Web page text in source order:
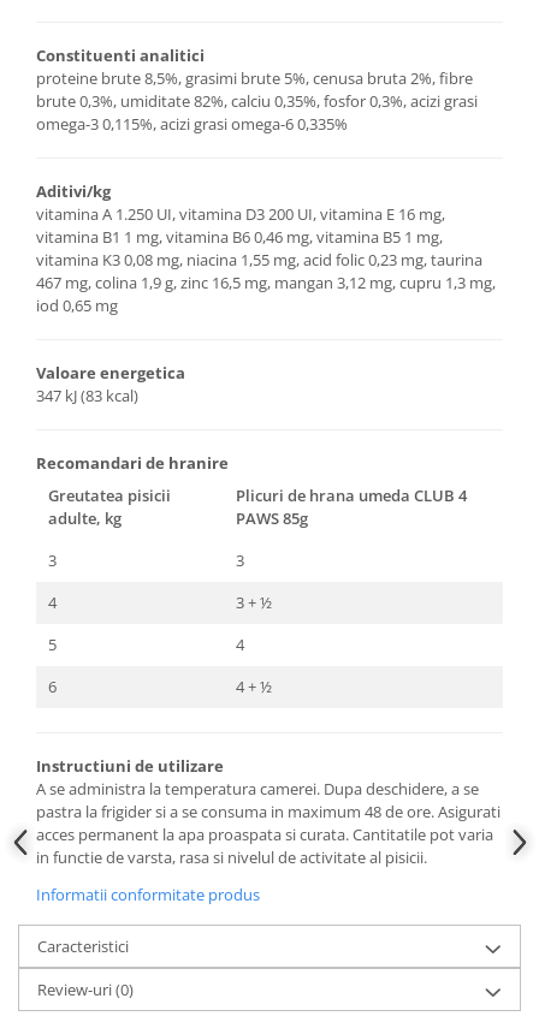
Constituenti analitici
proteine brute 8,5%, grasimi brute 5%, cenusa bruta 2%, fibre
brute 0,3%, umiditate 82%, calciu 0,35%, fosfor 0,3%, acizi grasi
omega-3 0,115%, acizi grasi omega-6 0,335%
Aditivi/kg
vitamina A 1.250 UI, vitamina D3 200 UI, vitamina E 16 mg,
vitamina B1 1 mg, vitamina B6 0,46 mg, vitamina B5 1 mg,
vitamina K3 0,08 mg, niacina 1,55 mg, acid folic 0,23 mg, taurina
467 mg, colina 1,9 g, zinc 16,5 mg, mangan 3,12 mg, cupru 1,3 mg,
iod 0,65 mg
Valoare energetica
347 kJ (83 kcal)
Recomandari de hranire
Greutatea pisicii
adulte, kg
Plicuri de hrana umeda CLUB 4
PAWS 85g
3
3
4
3 + ½
5
4
6
4 + ½
Instructiuni de utilizare
A se administra la temperatura camerei. Dupa deschidere, a se
pastra la frigider si a se consuma in maximum 48 de ore. Asigurati
acces permanent la apa proaspata si curata. Cantitatile pot varia
in functie de varsta, rasa si nivelul de activitate al pisicii.
Informatii conformitate produs
Caracteristici
Review-uri(0)